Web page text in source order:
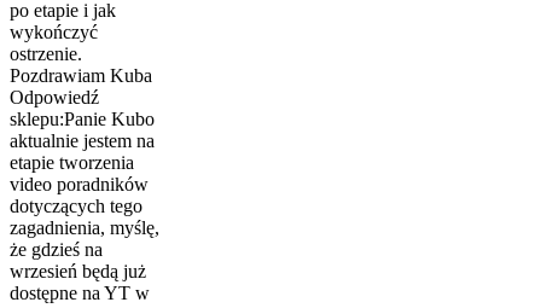
po etapie i jak
wykończyć
ostrzenie.
Pozdrawiam Kuba
Odpowiedź
sklepu:Panie Kubo
aktualnie jestem na
etapie tworzenia
video poradników
dotyczących tego
zagadnienia, myślę,
że gdzieś na
wrzesień będą już
dostępne na YT w